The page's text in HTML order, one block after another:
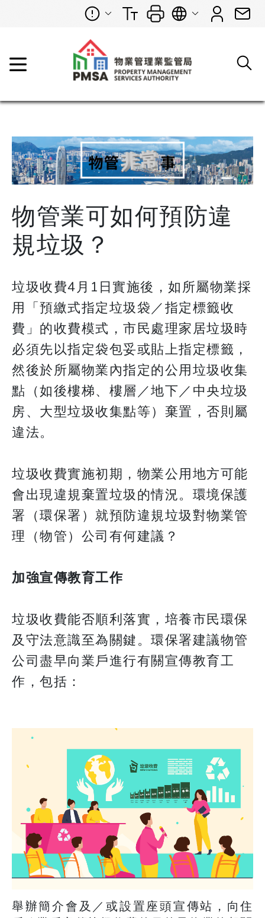
物管業可如何預防違
規垃圾？
垃圾收費4月1日實施後，如所屬物業採
用「預繳式指定垃圾袋／指定標籤收
費」的收費模式，市民處理家居垃圾時
必須先以指定袋包妥或貼上指定標籤，
然後於所屬物業內指定的公用垃圾收集
點（如後樓梯、樓層／地下／中央垃圾
房、大型垃圾收集點等）棄置，否則屬
違法。
垃圾收費實施初期，物業公用地方可能
會出現違規棄置垃圾的情況。環境保護
署（環保署）就預防違規垃圾對物業管
理（物管）公司有何建議？
加強宣傳教育工作
垃圾收費能否順利落實，培養市民環保
及守法意識至為關鍵。環保署建議物管
公司盡早向業戶進行有關宣傳教育工
作，包括：
舉辦簡介會及／或設置座頭宣傳站，向住